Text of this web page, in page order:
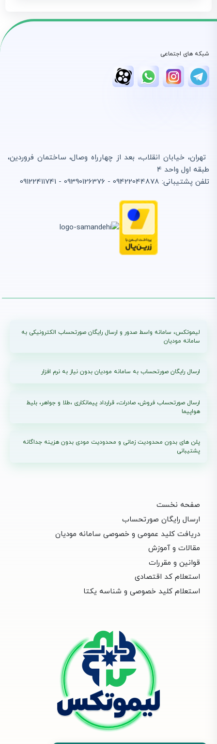
شبکه های اجتماعی
تهران، خیابان انقلاب، بعد از چهارراه وصال، ساختمان فروردین،
طبقه اول واحد 4
تلفن پشتیبانی: 09422044878 - 09390126376 - 09122411741
لیموتکس، سامانه واسط صدور و ارسال رایگان صورتحساب الکترونیکی به
سامانه مودیان
ارسال رایگان صورتحساب به سامانه مودیان بدون نیاز به نرم افزار
ارسال صورتحساب فروش، صادرات، قرارداد پیمانکاری ،طلا و جواهر، بلیط
هواپیما
پلن های بدون محدودیت زمانی و محدودیت مودی بدون هزینه جداگانه
پشتیبانی
صفحه نخست
ارسال رایگان صورتحساب
دریافت کلید عمومی و خصوصی سامانه مودیان
مقالات و آموزش
قوانین و مقررات
استعلام کد اقتصادی
استعلام کلید خصوصی و شناسه یکتا